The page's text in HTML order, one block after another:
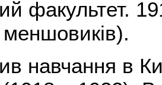
факультет.
навчання в